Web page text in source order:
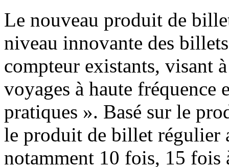
Le nouveau produit de
niveau innovante des
compteur existants, visant
voyages à haute
pratiques ». Basé sur le
le produit de billet régulier
notamment 10 fois, 15 fois